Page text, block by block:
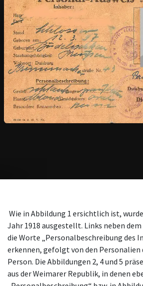
Wie in Abbildung 1 ersichtlich ist,
Jahr 1918 ausgestellt. Links neben
die Worte „Personalbeschreibung des
erkennen, gefolgt von den Personalien
Person. Die Abbildungen 2, 4 und 5
aus der Weimarer Republik, in denen